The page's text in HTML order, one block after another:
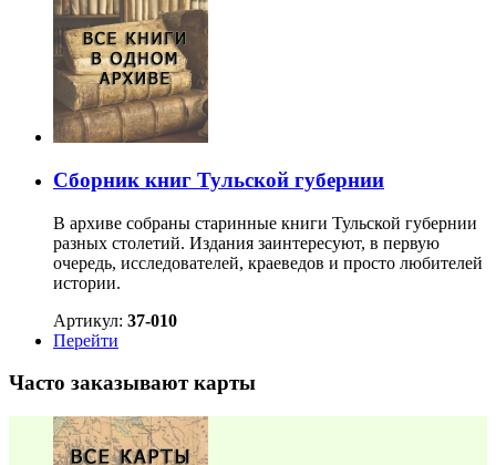
Сборник книг Тульской губернии
В архиве собраны старинные книги Тульской губернии
разных столетий. Издания заинтересуют, в первую
очередь, исследователей, краеведов и просто любителей
истории.
Артикул: 37-010
Перейти
Часто заказывают карты